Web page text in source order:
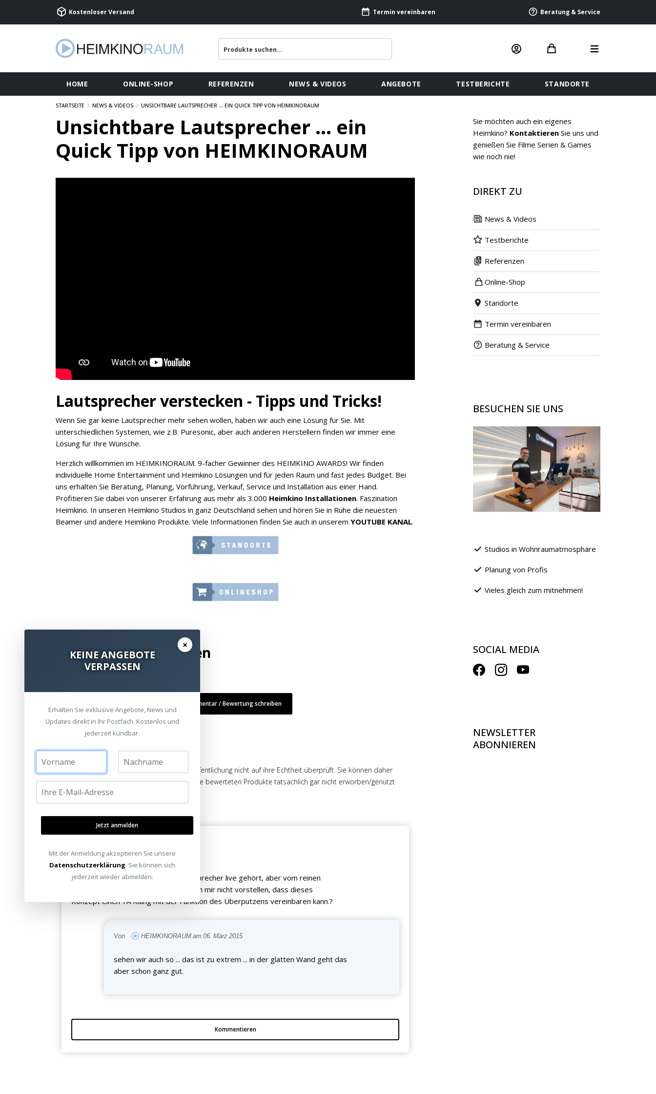
Kostenloser Versand Termin vereinbaren Beratung & Service
HOME ONLINE-SHOP REFERENZEN NEWS & VIDEOS ANGEBOTE TESTBERICHTE STANDORTE
STARTSEITE NEWS & VIDEOS UNSICHTBARE LAUTSPRECHER ... EIN QUICK TIPP VON HEIMKINORAUM
Unsichtbare Lautsprecher ... ein
Quick Tipp von HEIMKINORAUM
Lautsprecher verstecken - Tipps und Tricks!
Wenn Sie gar keine Lautsprecher mehr sehen wollen, haben wir auch eine Lösung für Sie. Mit
unterschiedlichen Systemen, wie z.B. Puresonic, aber auch anderen Herstellern finden wir immer eine
Lösung für Ihre Wünsche.
Herzlich willkommen im HEIMKINORAUM. 9-facher Gewinner des HEIMKINO AWARDS! Wir finden
individuelle Home Entertainment und Heimkino Lösungen und für jeden Raum und fast jedes Budget. Bei
uns erhalten Sie Beratung, Planung, Vorführung, Verkauf, Service und Installation aus einer Hand.
Profitieren Sie dabei von unserer Erfahrung aus mehr als 3.000 Heimkino Installationen. Faszination
Heimkino. In unseren Heimkino Studios in ganz Deutschland sehen und hören Sie in Ruhe die neuesten
Beamer und andere Heimkino Produkte. Viele Informationen finden Sie auch in unserem YOUTUBE KANAL.
Bewertung hinzufügen
Kommentar / Bewertung schreiben
Die Bewertungen werden vor ihrer Veröffentlichung nicht auf ihre Echtheit überprüft. Sie können daher
auch von Verbrauchern stammen, die die bewerteten Produkte tatsächlich gar nicht erworben/genutzt
haben.
Sascha H. am 05. März 2015
Ich habe zwar noch nicht solche Lautsprecher live gehört, aber vom reinen
Menschenverstand ausgehend kann ich mir nicht vorstellen, dass dieses
Konzept einen 1A Klang mit der Funktion des Überputzens vereinbaren kann.?
Von HEIMKINORAUM am 06. März 2015
sehen wir auch so ... das ist zu extrem ... in der glatten Wand geht das
aber schon ganz gut.
Kommentieren
Sie möchten auch ein eigenes
Heimkino? Kontaktieren Sie uns und
genießen Sie Filme Serien & Games
wie noch nie!
DIREKT ZU
News & Videos
Testberichte
Referenzen
Online-Shop
Standorte
Termin vereinbaren
Beratung & Service
BESUCHEN SIE UNS
Studios in Wohnraumatmosphäre
Planung von Profis
Vieles gleich zum mitnehmen!
SOCIAL MEDIA
NEWSLETTER
ABONNIEREN
×
KEINE ANGEBOTE
VERPASSEN
Erhalten Sie exklusive Angebote, News und
Updates direkt in Ihr Postfach. Kostenlos und
jederzeit kündbar.
Jetzt anmelden
Mit der Anmeldung akzeptieren Sie unsere
Datenschutzerklärung. Sie können sich
jederzeit wieder abmelden.